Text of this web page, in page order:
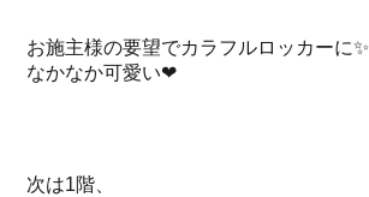
お施主様の要望でカラフルロッカーに✨
なかなか可愛い❤︎
次は1階、